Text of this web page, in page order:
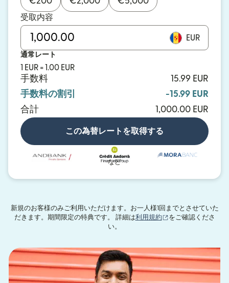
受取内容
EUR
通常レート
1 EUR = 1.00 EUR
手数料
15.99 EUR
手数料の割引
-15.99 EUR
合計
1,000.00 EUR
この為替レートを取得する
など
新規のお客様のみご利用いただけます。お一人様1回までとさせていた
だきます。期間限定の特典です。 詳細は利用規約 （別ウィンドウで
をご確認くださ
い。